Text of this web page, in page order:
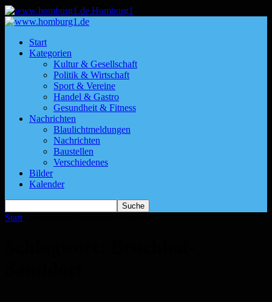
Homburg1
Start
Kategorien
Kultur & Gesellschaft
Politik & Wirtschaft
Sport & Vereine
Handel & Gastro
Gesundheit & Fitness
Nachrichten
Blaulichtmeldungen
Nachrichten
Baustellen
Verschiedenes
Bilder
Kalender
Start